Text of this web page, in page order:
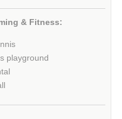
& Fitness:
playground